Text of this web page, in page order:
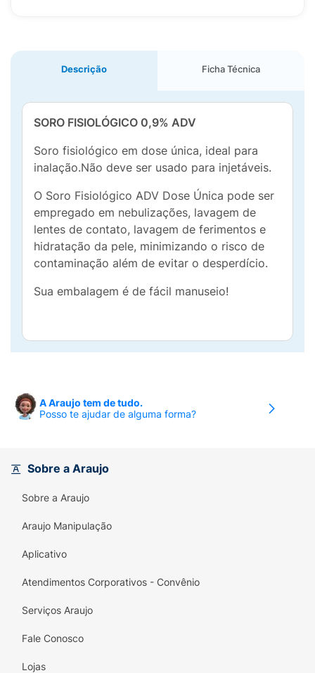
Descrição Ficha Técnica
SORO FISIOLÓGICO 0,9% ADV
Soro fisiológico em dose única, ideal para
inalação.Não deve ser usado para injetáveis.
O Soro Fisiológico ADV Dose Única pode ser
empregado em nebulizações, lavagem de
lentes de contato, lavagem de ferimentos e
hidratação da pele, minimizando o risco de
contaminação além de evitar o desperdício.
Sua embalagem é de fácil manuseio!
A Araujo tem de tudo.
Posso te ajudar de alguma forma?
Sobre a Araujo
Sobre a Araujo
Araujo Manipulação
Aplicativo
Atendimentos Corporativos - Convênio
Serviços Araujo
Fale Conosco
Lojas